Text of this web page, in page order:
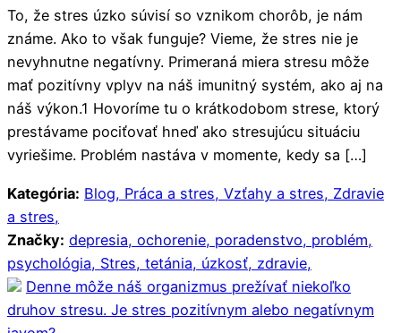
To, že stres úzko súvisí so vznikom chorôb, je nám
známe. Ako to však funguje? Vieme, že stres nie je
nevyhnutne negatívny. Primeraná miera stresu môže
mať pozitívny vplyv na náš imunitný systém, ako aj na
náš výkon.1 Hovoríme tu o krátkodobom strese, ktorý
prestávame pociťovať hneď ako stresujúcu situáciu
vyriešime. Problém nastáva v momente, kedy sa […]
Kategória: Blog, Práca a stres, Vzťahy a stres, Zdravie
a stres,
Značky: depresia, ochorenie, poradenstvo, problém,
psychológia, Stres, tetánia, úzkosť, zdravie,
Denne môže náš organizmus prežívať niekoľko
druhov stresu. Je stres pozitívnym alebo negatívnym